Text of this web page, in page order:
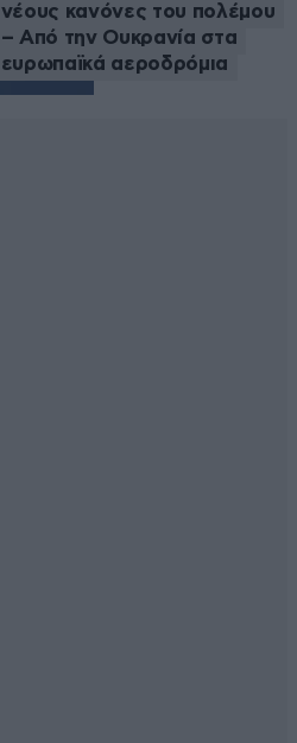
νέους κανόνες του πολέμου
– Από την Ουκρανία στα
ευρωπαϊκά αεροδρόμια